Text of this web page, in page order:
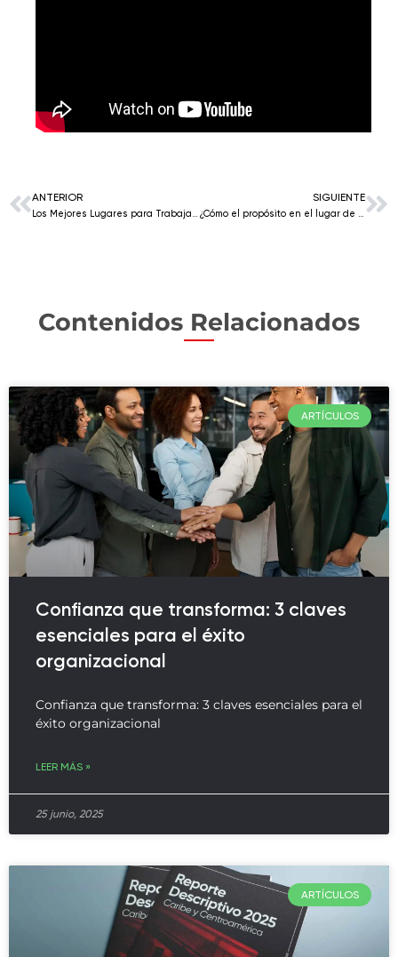
ANTERIOR
Los Mejores Lugares para Trabajar® para Mujeres 2022 en Caribe y Centroamérica
SIGUIENTE
¿Cómo el propósito en el lugar de trabajo impulsa el rendimiento?
Contenidos Relacionados
ARTÍCULOS
Confianza que transforma: 3 claves
esenciales para el éxito
organizacional
Confianza que transforma: 3 claves esenciales para el
éxito organizacional
LEER MÁS »
25 junio, 2025
ARTÍCULOS